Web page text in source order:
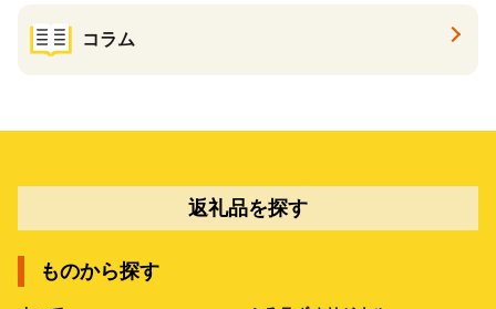
コラム
返礼品を探す
ものから探す